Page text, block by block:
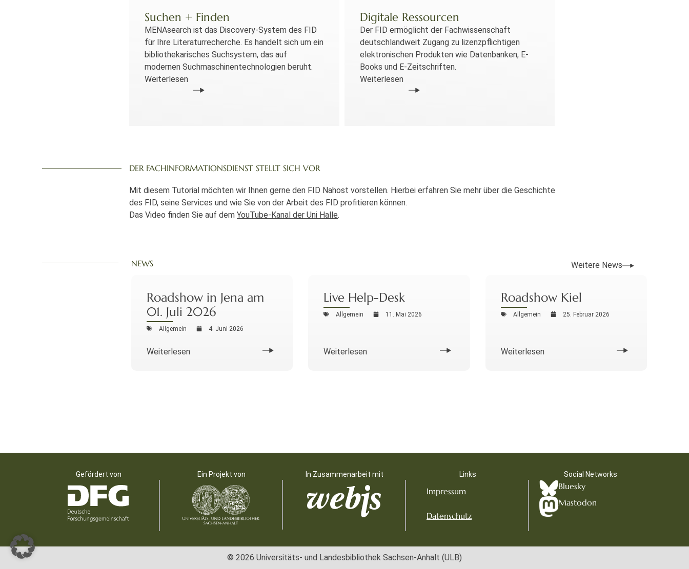
Suchen + Finden
MENAsearch ist das Discovery-System des FID
für Ihre Literaturrecherche. Es handelt sich um ein
bibliothekarisches Suchsystem, das auf
modernen Suchmaschinentechnologien beruht.
Weiterlesen
Digitale Ressourcen
Der FID ermöglicht der Fachwissenschaft
deutschlandweit Zugang zu lizenzpflichtigen
elektronischen Produkten wie Datenbanken, E-
Books und E-Zeitschriften.
Weiterlesen
DER FACHINFORMATIONSDIENST STELLT SICH VOR
Mit diesem Tutorial möchten wir Ihnen gerne den FID Nahost vorstellen. Hierbei erfahren Sie mehr über die Geschichte
des FID, seine Services und wie Sie von der Arbeit des FID profitieren können.
Das Video finden Sie auf dem YouTube-Kanal der Uni Halle.
Weitere News
NEWS
Roadshow in Jena am
01. Juli 2026
Allgemein 4. Juni 2026
Weiterlesen
Live Help-Desk
Allgemein 11. Mai 2026
Weiterlesen
Roadshow Kiel
Allgemein 25. Februar 2026
Weiterlesen
Gefördert von Ein Projekt von In Zusammenarbeit mit Links
Impressum
Datenschutz
Social Networks
Bluesky
Mastodon
© 2026 Universitäts- und Landesbibliothek Sachsen-Anhalt (ULB)